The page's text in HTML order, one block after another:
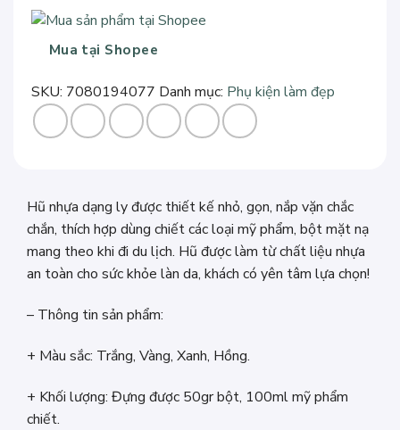
Phẩm
(Đựng
MP,
50gr
bột)
Mua tại Shopee
SKU: 7080194077 Danh mục: Phụ kiện làm đẹp
Hũ nhựa dạng ly được thiết kế nhỏ, gọn, nắp vặn chắc
chắn, thích hợp dùng chiết các loại mỹ phẩm, bột mặt nạ
mang theo khi đi du lịch. Hũ được làm từ chất liệu nhựa
an toàn cho sức khỏe làn da, khách có yên tâm lựa chọn!
– Thông tin sản phẩm:
+ Màu sắc: Trắng, Vàng, Xanh, Hồng.
+ Khối lượng: Đựng được 50gr bột, 100ml mỹ phẩm
chiết.